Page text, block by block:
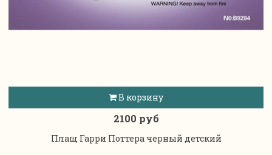
В корзину
2100 руб
Плащ Гарри Поттера черный детский